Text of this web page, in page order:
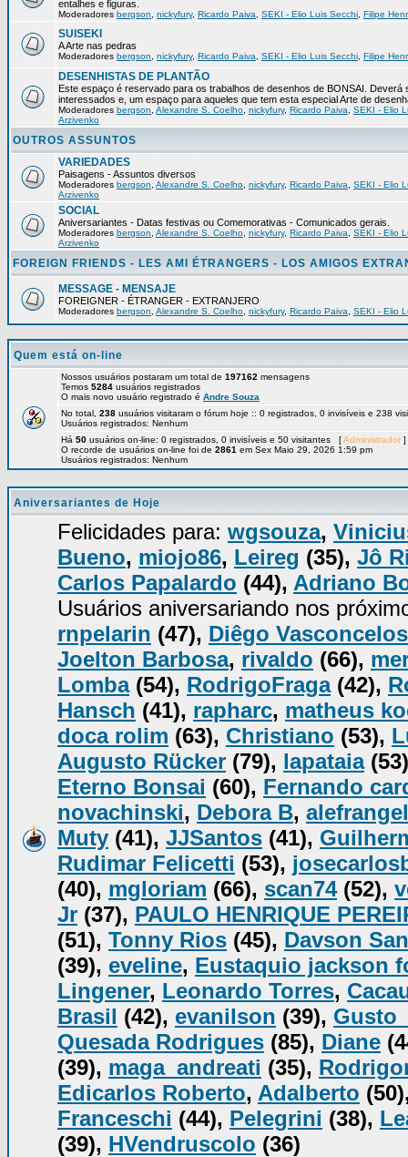
entalhes e figuras.
Moderadores bergson nickyfury, Ricardo Paiva SEKI - Elio Luis Secchi Filipe
SUISEKI
A Arte nas pedras
Moderadores bergson nickyfury, Ricardo Paiva SEKI - Elio Luis Secchi Filipe
DESENHISTAS DE PLANTÃO
Este espaço é reservado para os trabalhos de desenhos de BONSAI. Deverá
interessados e, um espaço para aqueles que tem esta especial Arte de
Moderadores bergson Alexandre S. Coelho nickyfury, Ricardo Paiva
SEKI - Elio
Arzivenko
OUTROS ASSUNTOS
VARIEDADES
Paisagens - Assuntos diversos
Moderadores bergson Alexandre S. Coelho nickyfury, Ricardo Paiva
SEKI - Elio
Arzivenko
SOCIAL
Aniversariantes - Datas festivas ou Comemorativas - Comunicados gerais.
Moderadores bergson Alexandre S. Coelho nickyfury, Ricardo Paiva
SEKI - Elio
Arzivenko
FOREIGN FRIENDS - LES AMI ÉTRANGERS - LOS AMIGOS
MESSAGE - MENSAJE
FOREIGNER - ÉTRANGER - EXTRANJERO
Moderadores bergson Alexandre S. Coelho nickyfury, Ricardo Paiva SEKI - Elio
Quem está on-line
Nossos usuários postaram um total de 197162 mensagens
Temos 5284 usuários registrados
O mais novo usuário registrado é Andre Souza
No total, 238 usuários visitaram o fórum hoje :: 0 registrados, 0 invisíveis e 238
Usuários registrados: Nenhum
Há 50 usuários on-line: 0 registrados, 0 invisíveis e 50 visitantes [Administrador
O recorde de usuários on-line foi de 2861 em Sex Maio 29, 2026 1:59 pm
Usuários registrados: Nenhum
Aniversariantes de Hoje
Felicidades para: wgsouza,
Bueno, miojo86, Leireg (35), Jô
Carlos Papalardo (44), Adriano
Usuários aniversariando nos
rnpelarin (47), Diêgo Vasconcelos
Joelton Barbosa, rivaldo (66),
Lomba(54), RodrigoFraga(42),
Hansch (41), rapharc, matheus
doca rolim (63), Christiano (53),
Augusto Rücker (79), lapataia
Eterno Bonsai (60), Fernando
novachinski, Debora B, alefrangel
Muty (41), JJSantos (41),
Rudimar Felicetti (53),
(40), mgloriam (66), scan74(52),
Jr (37), PAULO HENRIQUE
(51), Tonny Rios (45), Davson
(39), eveline, Eustaquio jackson
Lingener, Leonardo Torres,
Brasil (42), evanilson (39), Gusto_
Quesada Rodrigues (85), Diane
(39), maga_andreati (35),
Edicarlos Roberto, Adalberto
Franceschi (44), Pelegrini (38),
(39), HVendruscolo (36)